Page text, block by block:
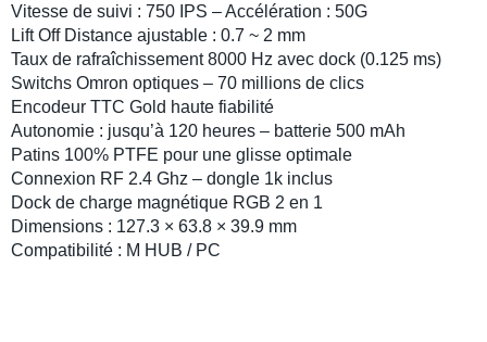
Vitesse de suivi : 750 IPS – Accélération : 50G
Lift Off Distance ajustable : 0.7 ~ 2 mm
Taux de rafraîchissement 8000 Hz avec dock (0.125 ms)
Switchs Omron optiques – 70 millions de clics
Encodeur TTC Gold haute fiabilité
Autonomie : jusqu’à 120 heures – batterie 500 mAh
Patins 100% PTFE pour une glisse optimale
Connexion RF 2.4 Ghz – dongle 1k inclus
Dock de charge magnétique RGB 2 en 1
Dimensions : 127.3 × 63.8 × 39.9 mm
Compatibilité : M HUB / PC